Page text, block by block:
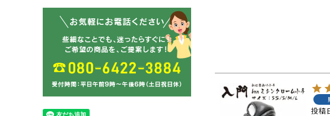
変わり胴
剣道着
竹刀袋 投稿